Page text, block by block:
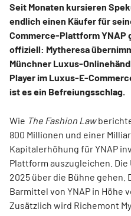
Seit Monaten kursieren
endlich einen Käufer für
Commerce-Plattform YNAP
offiziell: Mytheresa
Münchner Luxus-
Player im Luxus-E-
ist es ein Befreiungsschlag.
Wie The Fashion Law
800 Millionen und einer
Kapitalerhöhung für YNAP
Plattform auszugleichen.
2025 über die Bühne gehen.
Barmittel von YNAP in Höhe
Zusätzlich wird Richemont